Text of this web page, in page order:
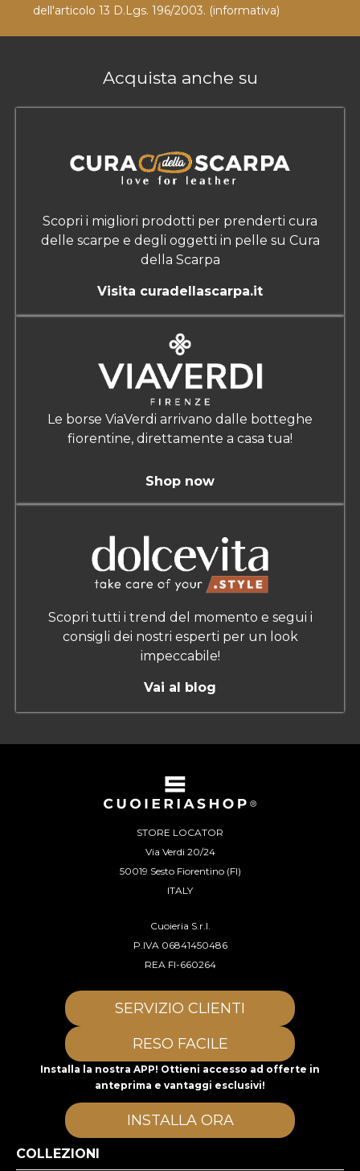
dell'articolo 13 D.Lgs. 196/2003. (informativa)
Acquista anche su
Scopri i migliori prodotti per prenderti cura
delle scarpe e degli oggetti in pelle su Cura
della Scarpa
Visita curadellascarpa.it
Le borse ViaVerdi arrivano dalle botteghe
fiorentine, direttamente a casa tua!
Shop now
Scopri tutti i trend del momento e segui i
consigli dei nostri esperti per un look
impeccabile!
Vai al blog
STORE LOCATOR
Via Verdi 20/24
50019 Sesto Fiorentino (FI)
ITALY
Cuoieria S.r.l.
P.IVA 06841450486
REA FI-660264
SERVIZIO CLIENTI
RESO FACILE
Installa la nostra APP! Ottieni accesso ad offerte in
anteprima e vantaggi esclusivi!
INSTALLA ORA
COLLEZIONI